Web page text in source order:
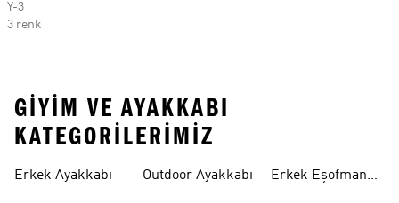
Y-3
3 renk
GIYIM VE AYAKKABI
KATEGORILERIMIZ
Erkek Ayakkabı Outdoor Ayakkabı
Erkek Eşofman